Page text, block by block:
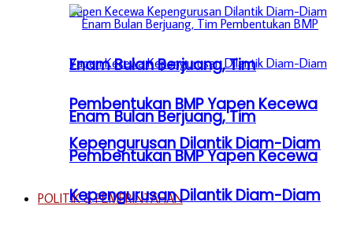
Enam Bulan Berjuang, Tim
Pembentukan BMP Yapen Kecewa
Kepengurusan Dilantik Diam-Diam
POLITIK & PEMERINTAHAN
Enam Bulan Berjuang, Tim
Pembentukan BMP Yapen Kecewa
Kepengurusan Dilantik Diam-Diam